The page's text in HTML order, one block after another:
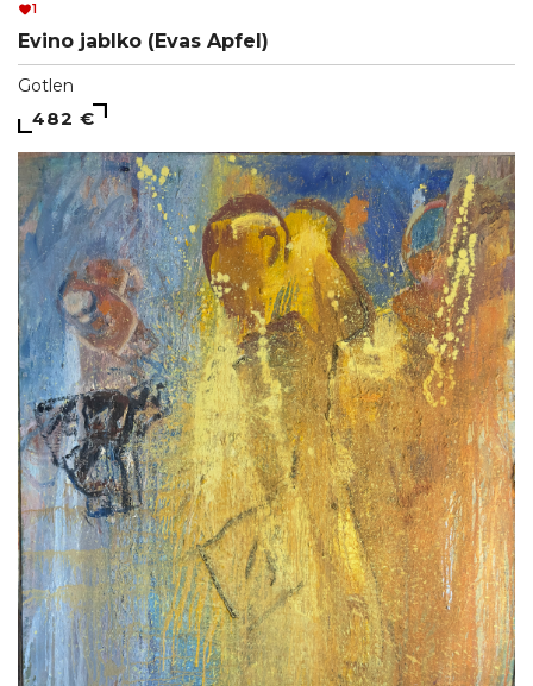
1
Evino jablko (Evas Apfel)
Gotlen
482 €